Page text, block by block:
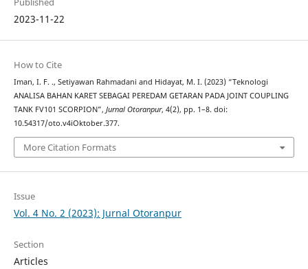
2023-11-22
How to Cite
Iman, I. F. ., Setiyawan Rahmadani and Hidayat, M. I. (2023) “Teknologi
ANALISA BAHAN KARET SEBAGAI PEREDAM GETARAN PADA JOINT COUPLING
TANK FV101 SCORPION”, Jurnal Otoranpur, 4(2), pp. 1–8. doi:
10.54317/oto.v4iOktober.377.
More Citation Formats
Issue
Vol. 4 No. 2 (2023): Jurnal Otoranpur
Section
Articles